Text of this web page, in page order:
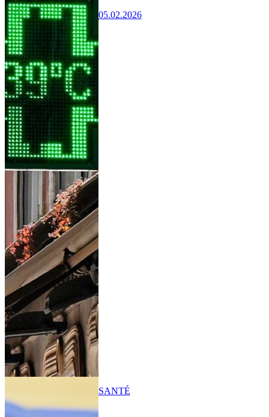
05.02.2026
SANTÉ